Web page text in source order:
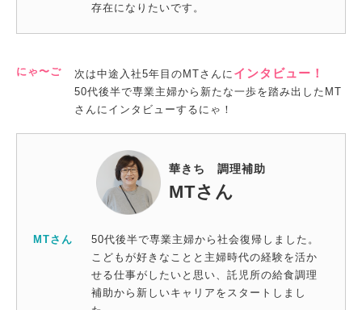
存在になりたいです。
にゃ〜ご 次は中途入社5年目のMTさんに インタビュー！
50代後半で専業主婦から新たな一歩を踏み出したMT
さんにインタビューするにゃ！
華きち 調理補助
MTさん
MTさん
50代後半で専業主婦から社会復帰しました。
こどもが好きなことと主婦時代の経験を活か
せる仕事がしたいと思い、託児所の給食調理
補助から新しいキャリアをスタートしまし